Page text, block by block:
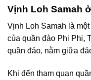
Vịnh Loh Samah
Vịnh Loh Samah là
của quần đảo Phi Phi,
quần đảo, nằm giữa
Khi đến tham quan